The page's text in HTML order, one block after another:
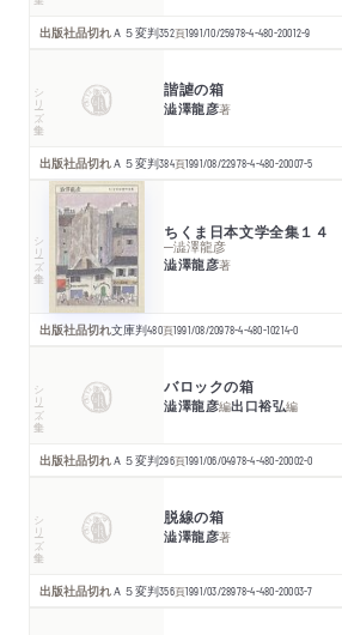
出版社品切れＡ５変判352頁1991/10/25978-4-480-20012-9
シリーズ・全集 諧謔の箱
澁澤龍彦著
出版社品切れＡ５変判384頁1991/08/22978-4-480-20007-5
シリーズ・全集 ちくま日本文学全集１４
─澁澤龍彦
澁澤龍彦著
出版社品切れ文庫判480頁1991/08/20978-4-480-10214-0
シリーズ・全集 バロックの箱
澁澤龍彦編出口裕弘編
出版社品切れＡ５変判296頁1991/06/04978-4-480-20002-0
シリーズ・全集 脱線の箱
澁澤龍彦著
出版社品切れＡ５変判356頁1991/03/28978-4-480-20003-7